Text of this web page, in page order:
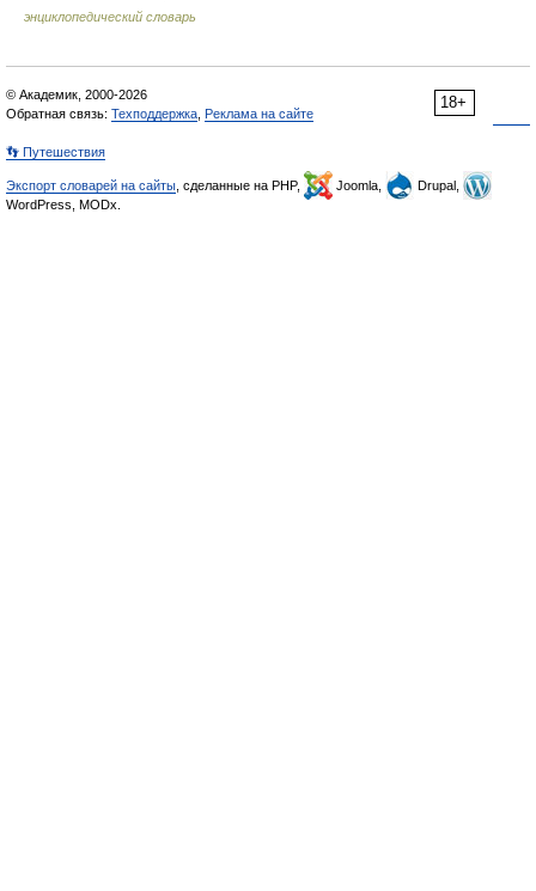
энциклопедический словарь
18+
© Академик, 2000-2026
Обратная связь: Техподдержка Реклама на сайте
👣 Путешествия
Экспорт словарей на сайты , сделанные на PHP, Joomla,
Drupal,
WordPress, MODx.